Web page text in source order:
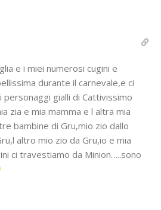
e i miei numerosi cugini e
durante il carnevale,e ci
gialli di Cattivissimo
zia e mia mamma e l altra mia
bambine di Gru,mio zio dallo
altro mio zio da Gru,io e mia
ci travestiamo da Minion…..sono